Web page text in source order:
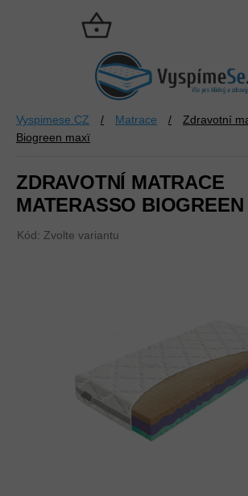
NÁKUPNÍ
KOŠÍK
Vyspimese.CZ / Matrace /
Zdravotní
Biogreen maxï
ZDRAVOTNÍ MATRACE
MATERASSO
Kód: Zvolte variantu